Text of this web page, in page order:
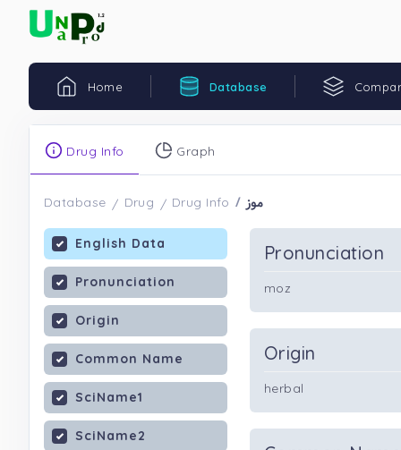
Home Database
Drug Info Graph
Database Drug Drug Info موز
English Data
Pronunciation
Origin
Common Name
SciName1
SciName2
Pronunciation
moz
Origin
herbal